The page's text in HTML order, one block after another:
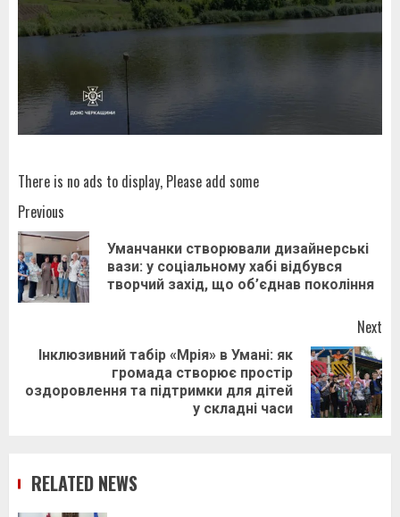
There is no ads to display, Please add some
Post
navigation
Previous
Уманчанки створювали дизайнерські
вази: у соціальному хабі відбувся
творчий захід, що об’єднав покоління
Next
post:
Інклюзивний табір «Мрія» в Умані: як
громада створює простір
оздоровлення та підтримки для дітей
у складні часи
RELATED NEWS